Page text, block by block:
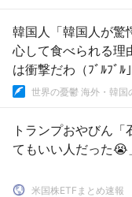
韓国人「韓国人が驚
心して食べられる
は衝撃だわ（ﾌﾞﾙﾌﾞﾙ」
世界の憂鬱 海外・韓国
トランプおやびん
てもいい人だった😭
米国株ETFまとめ速報